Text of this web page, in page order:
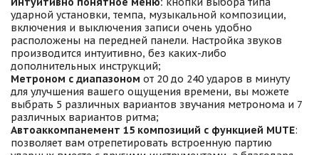
ударной установки, темпа, музыкальной композиции,
включения и выключения записи очень удобно
расположены на передней панели. Настройка звуков
производится интуитивно, без каких-либо
дополнительных инструкций;
Метроном с диапазоном от 20 до 240 ударов в минуту
для улучшения вашего ощущения времени, вы можете
выбрать 5 различных вариантов звучания метронома и 7
различных вариантов ритма;
Автоаккомпанемент 15 композиций с функцией MUTE:
позволяет вам отрепетировать встроенную партию